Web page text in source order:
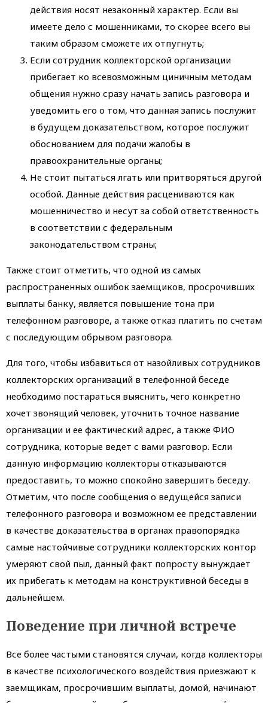
действия носят незаконный характер. Если вы
имеете дело с мошенниками, то скорее всего вы
таким образом сможете их отпугнуть;
Если сотрудник коллекторской организации
прибегает ко всевозможным циничным методам
общения нужно сразу начать запись разговора и
уведомить его о том, что данная запись послужит
в будущем доказательством, которое послужит
обоснованием для подачи жалобы в
правоохранительные органы;
Не стоит пытаться лгать или притворяться другой
особой. Данные действия расцениваются как
мошенничество и несут за собой ответственность
в соответствии с федеральным
законодательством страны;
Также стоит отметить, что одной из самых
распространенных ошибок заемщиков, просрочивших
выплаты банку, является повышение тона при
телефонном разговоре, а также отказ платить по счетам
с последующим обрывом разговора.
Для того, чтобы избавиться от назойливых сотрудников
коллекторских организаций в телефонной беседе
необходимо постараться выяснить, чего конкретно
хочет звонящий человек, уточнить точное название
организации и ее фактический адрес, а также ФИО
сотрудника, которые ведет с вами разговор. Если
данную информацию коллекторы отказываются
предоставить, то можно спокойно завершить беседу.
Отметим, что после сообщения о ведущейся записи
телефонного разговора и возможном ее представлении
в качестве доказательства в органах правопорядка
самые настойчивые сотрудники коллекторских контор
умеряют свой пыл, данный факт попросту вынуждает
их прибегать к методам на конструктивной беседы в
дальнейшем.
Поведение при личной встрече
Все более частыми становятся случаи, когда коллекторы
в качестве психологического воздействия приезжают к
заемщикам, просрочившим выплаты, домой, начинают